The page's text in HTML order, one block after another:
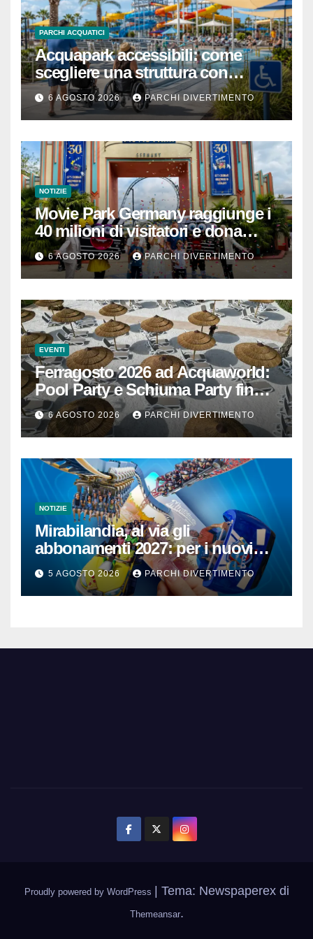
PARCHI ACQUATICI
Acquapark accessibili: come
scegliere una struttura con
passeggino o sedia a rotelle
6 AGOSTO 2026 PARCHI DIVERTIMENTO
NOTIZIE
Movie Park Germany raggiunge i
40 milioni di visitatori e dona
40.000 euro
6 AGOSTO 2026 PARCHI DIVERTIMENTO
EVENTI
Ferragosto 2026 ad Acquaworld:
Pool Party e Schiuma Party fino a
mezzanotte
6 AGOSTO 2026 PARCHI DIVERTIMENTO
NOTIZIE
Mirabilandia, al via gli
abbonamenti 2027: per i nuovi
iscritti il 2026 è in omaggio
5 AGOSTO 2026 PARCHI DIVERTIMENTO
Proudly powered by WordPress Tema: Newspaperex di
Themeansar.